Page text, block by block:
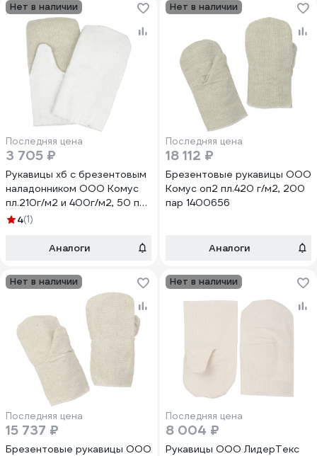
Нет в наличии
Последняя цена
3 705 ₽
Рукавицы хб с брезентовым
наладонником ООО Комус
пл.210г/м2 и 400г/м2, 50 пар
1700903
4(1)
Аналоги
Нет в наличии
Последняя цена
18 112 ₽
Брезентовые рукавицы ООО
Комус оп2 пл.420 г/м2, 200
пар 1400656
Аналоги
Нет в наличии
Последняя цена
15 737 ₽
Брезентовые рукавицы ООО
Нет в наличии
Последняя цена
8 004 ₽
Рукавицы ООО ЛидерТекс